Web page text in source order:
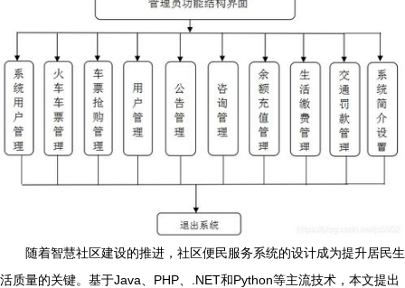
随着智慧社区建设的推进，社区便民服务系统的设计成为提升居民生
活质量的关键。基于Java、PHP、.NET和Python等主流技术，本文提出